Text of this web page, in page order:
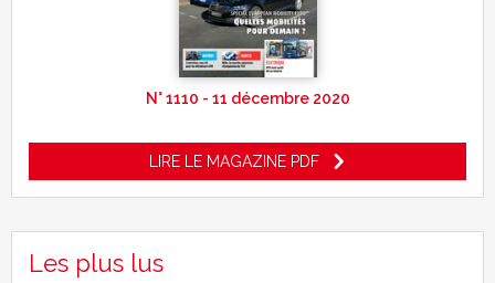
N° 1110 - 11 décembre 2020
LIRE LE MAGAZINE PDF
Les plus lus